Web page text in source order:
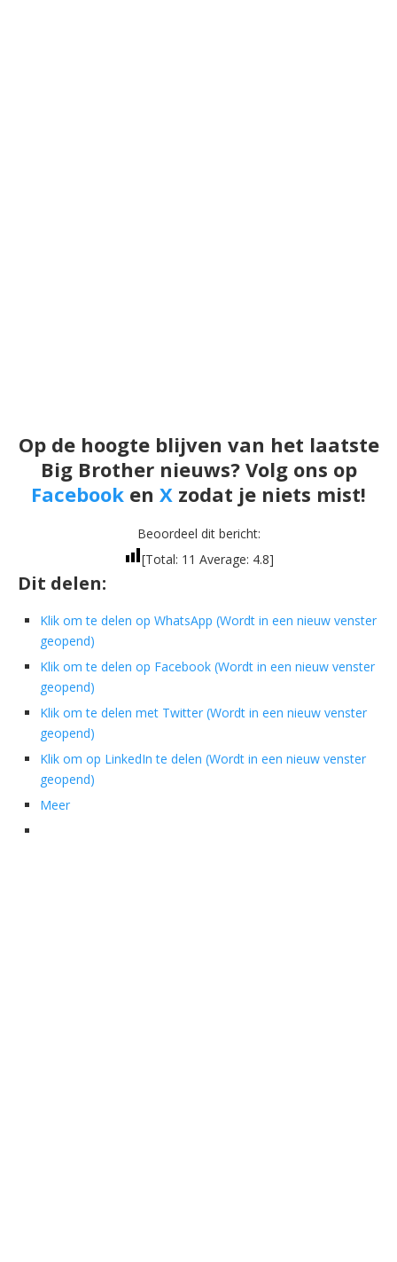
Op de hoogte blijven van het laatste
Big Brother nieuws? Volg ons op
Facebook en X zodat je niets mist!
Beoordeel dit bericht:
[Total: 11 Average: 4.8]
Dit delen:
Klik om te delen op WhatsApp (Wordt in een nieuw venster
geopend)
Klik om te delen op Facebook (Wordt in een nieuw venster
geopend)
Klik om te delen met Twitter (Wordt in een nieuw venster
geopend)
Klik om op LinkedIn te delen (Wordt in een nieuw venster
geopend)
Meer